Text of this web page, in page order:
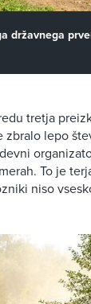
državnega
tretja
zbralo lepo
To je
niso